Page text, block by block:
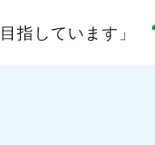
指しています」